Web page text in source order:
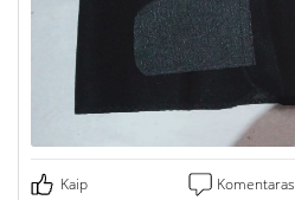
Kaip Komentaras